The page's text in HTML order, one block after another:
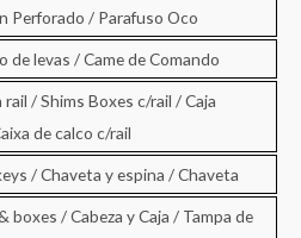
Perforado / Parafuso Oco
de levas / Came de Comando
/ Shims Boxes c/rail / Caja
de calco c/rail
/ Chaveta y espina / Chaveta
boxes / Cabeza y Caja / Tampa de